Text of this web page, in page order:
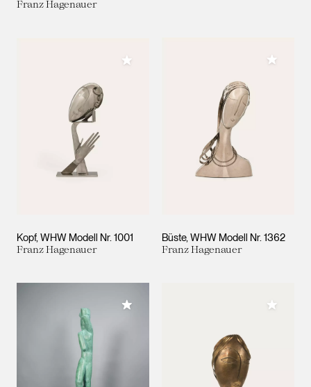
Franz Hagenauer
Kopf, WHW Modell Nr. 1001
Franz Hagenauer
Meiner Sammlung hinzufügen
Büste, WHW Modell Nr. 1362
Franz Hagenauer
Meiner
Meiner Sammlung hinzufügen Meiner